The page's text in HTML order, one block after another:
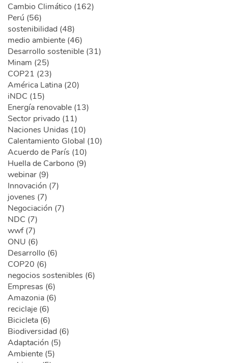
Cambio Climático (162)
Perú (56)
sostenibilidad (48)
medio ambiente (46)
Desarrollo sostenible (31)
Minam (25)
COP21 (23)
América Latina (20)
iNDC (15)
Energía renovable (13)
Sector privado (11)
Naciones Unidas (10)
Calentamiento Global (10)
Acuerdo de París (10)
Huella de Carbono (9)
webinar (9)
Innovación (7)
jovenes (7)
Negociación (7)
NDC (7)
wwf (7)
ONU (6)
Desarrollo (6)
COP20 (6)
negocios sostenibles (6)
Empresas (6)
Amazonia (6)
reciclaje (6)
Bicicleta (6)
Biodiversidad (6)
Adaptación (5)
Ambiente (5)